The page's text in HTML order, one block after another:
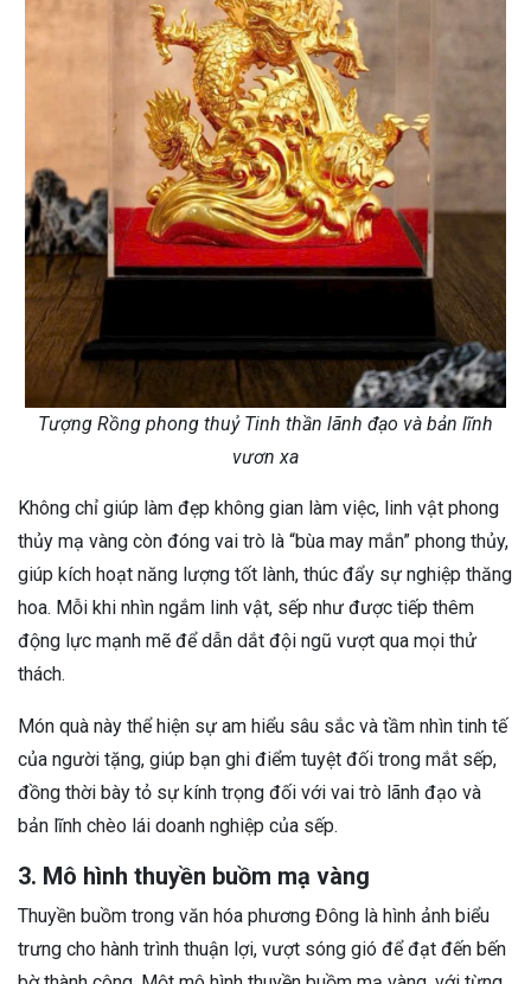
Tượng Rồng phong thuỷ Tinh thần lãnh đạo và bản lĩnh
vươn xa
Không chỉ giúp làm đẹp không gian làm việc, linh vật phong
thủy mạ vàng còn đóng vai trò là “bùa may mắn” phong thủy,
giúp kích hoạt năng lượng tốt lành, thúc đẩy sự nghiệp thăng
hoa. Mỗi khi nhìn ngắm linh vật, sếp như được tiếp thêm
động lực mạnh mẽ để dẫn dắt đội ngũ vượt qua mọi thử
thách.
Món quà này thể hiện sự am hiểu sâu sắc và tầm nhìn tinh tế
của người tặng, giúp bạn ghi điểm tuyệt đối trong mắt sếp,
đồng thời bày tỏ sự kính trọng đối với vai trò lãnh đạo và
bản lĩnh chèo lái doanh nghiệp của sếp.
3. Mô hình thuyền buồm mạ vàng
Thuyền buồm trong văn hóa phương Đông là hình ảnh biểu
trưng cho hành trình thuận lợi, vượt sóng gió để đạt đến bến